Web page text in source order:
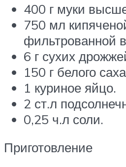
400 г муки
750 мл
фильтрованной
6 г сухих
150 г белого
1 куриное яйцо.
2 ст.л
0,25 ч.л соли.
Приготовление